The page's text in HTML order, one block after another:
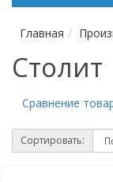
Главная
Столит
Сравнение
Сортировать: